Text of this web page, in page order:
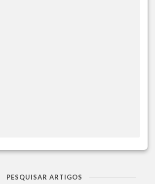
PESQUISAR ARTIGOS